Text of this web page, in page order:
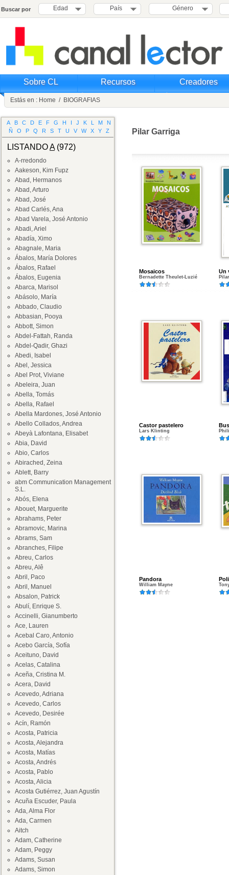
Buscar por Edad País Género
Sobre CL Recursos Creadores
Estás en : Home / BIOGRAFIAS
A B C D E F G H I J K L M
N
Ñ
O P Q R S T U V W X Y Z
LISTANDOA(972)
A-rredondo
Aakeson, Kim Fupz
Abad, Hermanos
Abad, Arturo
Abad, José
Abad Carlés, Ana
Abad Varela, José Antonio
Abadi, Ariel
Abadía, Ximo
Abagnale, Maria
Ábalos, María Dolores
Ábalos, Rafael
Ábalos, Eugenia
Abarca, Marisol
Abásolo, María
Abbado, Claudio
Abbasian, Pooya
Abbott, Simon
Abdel-Fattah, Randa
Abdel-Qadir, Ghazi
Abedi, Isabel
Abel, Jessica
Abel Prot, Viviane
Abeleira, Juan
Abella, Tomás
Abella, Rafael
Abella Mardones, José Antonio
Abello Collados, Andrea
Abeyà Lafontana, Elisabet
Abia, David
Abio, Carlos
Abirached, Zeina
Ablett, Barry
abm Communication Management
S.L.
Abós, Elena
Abouet, Marguerite
Abrahams, Peter
Abramovic, Marina
Abrams, Sam
Abranches, Filipe
Abreu, Carlos
Abreu, Alê
Abril, Paco
Abril, Manuel
Absalon, Patrick
Abulí, Enrique S.
Accinelli, Gianumberto
Ace, Lauren
Acebal Caro, Antonio
Acebo García, Sofía
Aceituno, David
Acelas, Catalina
Aceña, Cristina M.
Acera, David
Acevedo, Adriana
Acevedo, Carlos
Acevedo, Desirée
Acín, Ramón
Acosta, Patricia
Acosta, Alejandra
Acosta, Matías
Acosta, Andrés
Acosta, Pablo
Acosta, Alicia
Acosta Gutiérrez, Juan Agustín
Acuña Escuder, Paula
Ada, Alma Flor
Ada, Carmen
Aitch
Adam, Catherine
Adam, Peggy
Adams, Susan
Adams, Simon
Pilar Garriga
Mosaicos
Bernadette Theulet-Luzié
Un
Castor pastelero
Lars Klinting
Pandora
William Mayne